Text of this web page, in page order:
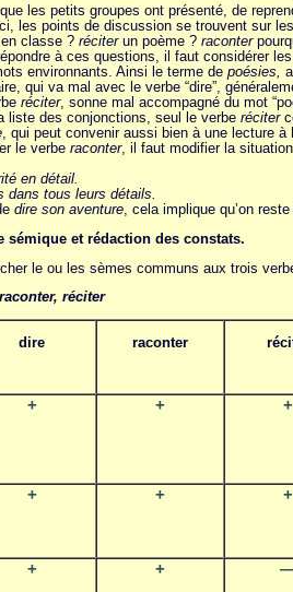
que les petits groupes ont présenté, de
les points de discussion se trouvent sur
classe ? réciterun poème ? raconter
à ces questions, il faut considérer
environnants. Ainsi le terme de poésies,
qui va mal avec le verbe “dire”,
réciter, sonne mal accompagné du mot
liste des conjonctions, seul le verbe réciter
, qui peut convenir aussi bien à une lecture à
le verbe raconter, il faut modifier la
en détail.
dans tous leurs détails.
dire son aventure, cela implique qu’on
et rédaction des constats.
le ou les sèmes communs aux trois
réciter
dire raconter
+ + +
+ + +
+ +